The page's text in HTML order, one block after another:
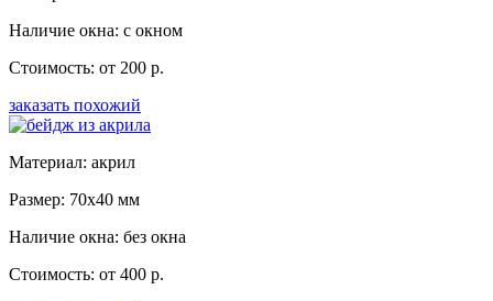
Наличие окна: с окном
Стоимость: от 200 р.
заказать похожий
Материал: акрил
Размер: 70x40 мм
Наличие окна: без окна
Стоимость: от 400 р.